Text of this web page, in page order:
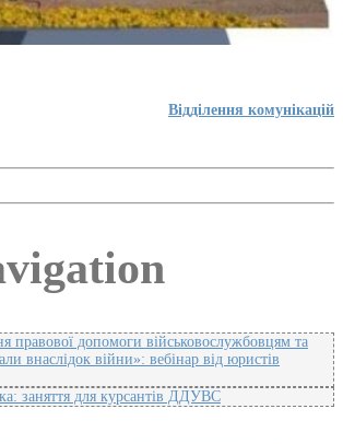
Відділення комунікацій
правової допомоги військовослужбовцям та
внаслідок війни»: вебінар від юристів
заняття для курсантів ДДУВС